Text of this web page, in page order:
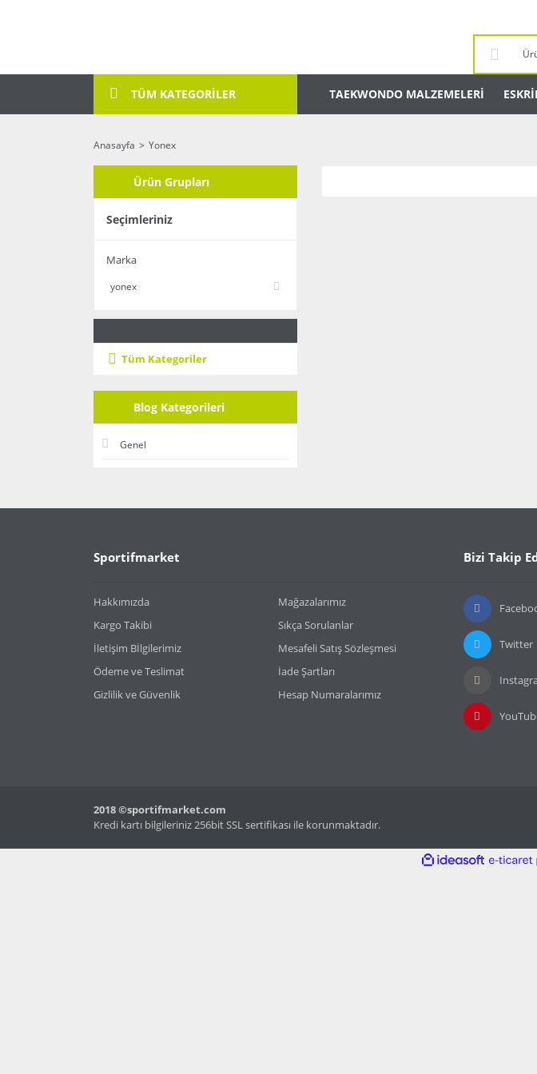
TÜM KATEGORİLER TAEKWONDO MALZEMELERİ
Anasayfa Yonex
Ürün Grupları
Seçimleriniz
Marka
yonex
Tüm Kategoriler
Blog Kategorileri
Genel
Sportifmarket
Hakkımızda
Mağazalarımız
Kargo Takibi
Sıkça Sorulanlar
İletişim Bİlgilerimiz
Mesafeli Satış Sözleşmesi
Ödeme ve Teslimat
İade Şartları
Gizlilik ve Güvenlik
Hesap Numaralarımız
Bizi Takip
Twitter
2018 ©sportifmarket.com
Kredi kartı bilgileriniz 256bit SSL sertifikası ile korunmaktadır.
ideasoft